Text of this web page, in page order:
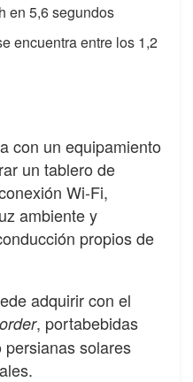
en 5,6 segundos
encuentra entre los 1,2
con un equipamiento
un tablero de
Wi-Fi,
ambiente y
propios de
adquirir con el
, portabebidas
solares